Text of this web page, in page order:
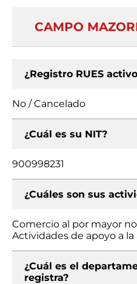
CAMPO
¿Registro RUES
No / Cancelado
¿Cuál es su NIT?
900998231
¿Cuáles son sus
Comercio al por mayor
Actividades de apoyo a
¿Cuál es el
registra?